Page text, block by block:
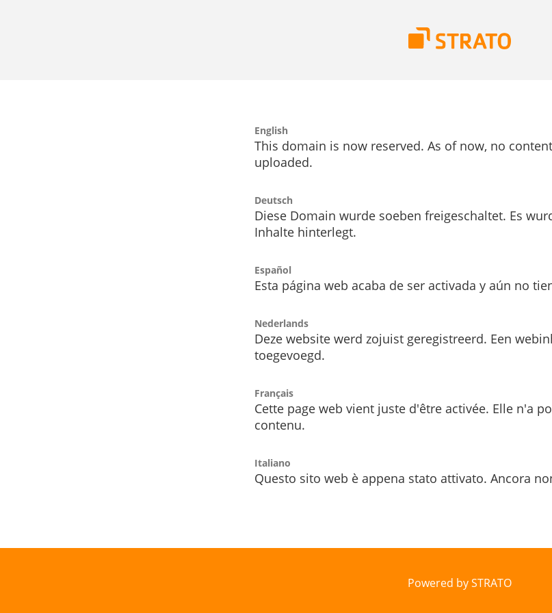
English
This domain is now reserved. As of now, no
uploaded.
Deutsch
Diese Domain wurde soeben freigeschaltet. Es
Inhalte hinterlegt.
Español
Esta página web acaba de ser activada y aún no
Nederlands
Deze website werd zojuist geregistreerd. Een
toegevoegd.
Français
Cette page web vient juste d'être activée. Elle n'a
contenu.
Italiano
Questo sito web è appena stato attivato. Ancora
Powered by STRATO